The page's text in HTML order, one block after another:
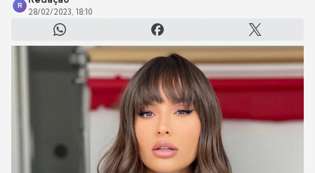
R
28/02/2023, 18:10